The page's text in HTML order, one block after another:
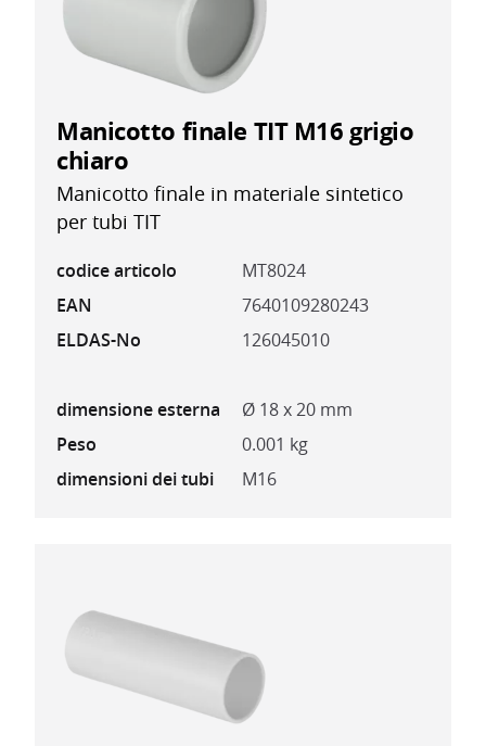
Manicotto finale TIT M16 grigio
chiaro
Manicotto finale in materiale sintetico
per tubi TIT
codice articolo
MT8024
EAN
7640109280243
ELDAS-No
126045010
dimensione esterna
Ø 18 x 20 mm
Peso
0.001 kg
dimensioni dei tubi
M16